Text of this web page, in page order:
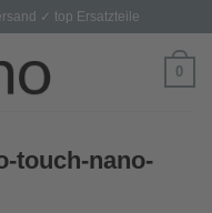
✓ top Ersatzteile
0
touch-nano-